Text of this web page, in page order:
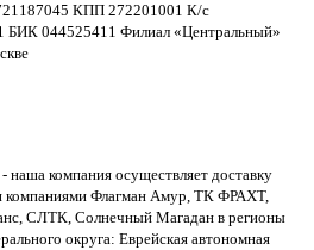
КПП 272201001 К/с
БИК 044525411 Филиал «Центральный»
наша компания осуществляет доставку
компаниями Флагман Амур, ТК ФРАХТ,
СЛТК, Солнечный Магадан в регионы
округа: Еврейская автономная